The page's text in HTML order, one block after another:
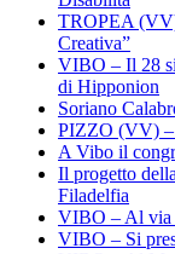
TROPEA
Creativa”
VIBO – Il 28 si
di Hipponion
Soriano
PIZZO (VV) –
A Vibo il
Il progetto
Filadelfia
VIBO – Al via
VIBO – Si